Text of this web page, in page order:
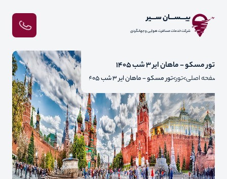
بیـــســـان ســـیر
شرکت خدمات مسافرت هوایی و جهانگردی
تور مسکو - ماهان ایر 3 شب 1405
صفحه اصلی تور تور مسکو - ماهان ایر 3 شب 1405